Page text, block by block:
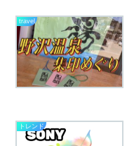
travel
トレンド